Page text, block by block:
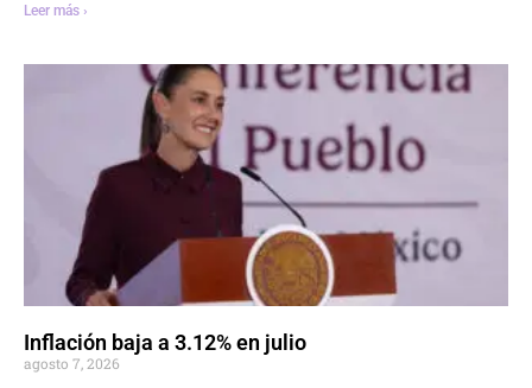
Leer más ›
Inflación baja a 3.12% en julio
agosto 7, 2026